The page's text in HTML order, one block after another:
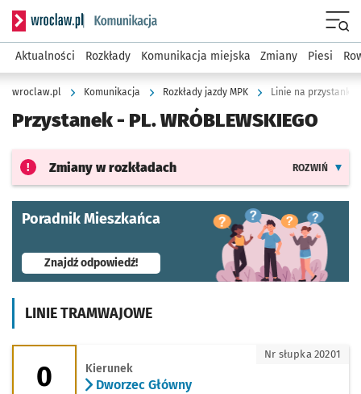
Serwis informacyjny wroclaw.pl podserwis: Komunikacja
Aktualności Rozkłady Komunikacja miejska Zmiany Piesi
wroclaw.pl Komunikacja Rozkłady jazdy MPK Linie na przystanku
Przystanek - PL. WRÓBLEWSKIEGO
Zmiany w rozkładach ROZWIŃ
Poradnik Mieszkańca
Znajdź odpowiedź!- otworzy się w nowej karcie
LINIE TRAMWAJOWE
0 - kierunek Dworzec Główny
0 Kierunek
Dworzec Główny
Nr słupka 20201